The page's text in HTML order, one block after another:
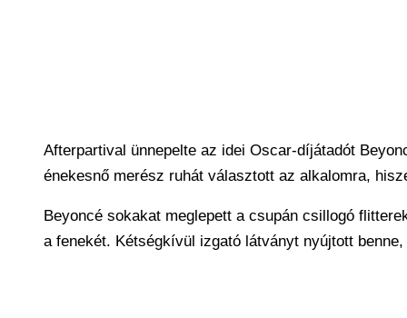
Afterpartival ünnepelte az idei Oscar-díjátadót
énekesnő merész ruhát választott az alkalomra,
Beyoncé sokakat meglepett a csupán csillogó
a fenekét. Kétségkívül izgató látványt nyújtott